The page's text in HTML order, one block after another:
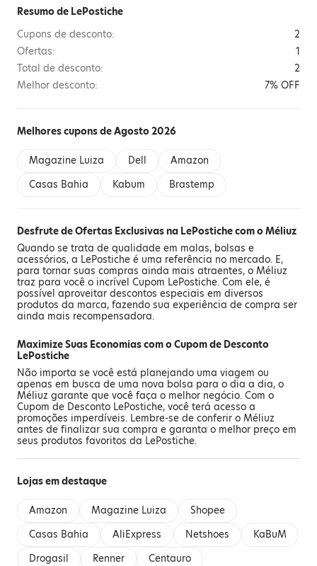
Resumo de LePostiche
Cupons de desconto:
2
Ofertas:
1
Total de desconto:
2
Melhor desconto:
7% OFF
Melhores cupons de Agosto 2026
Magazine Luiza Dell
Amazon
Casas Bahia
Kabum Brastemp
Desfrute de Ofertas Exclusivas na LePostiche com o Méliuz
Quando se trata de qualidade em malas, bolsas e
acessórios, a LePostiche é uma referência no mercado. E,
para tornar suas compras ainda mais atraentes, o Méliuz
traz para você o incrível Cupom LePostiche. Com ele, é
possível aproveitar descontos especiais em diversos
produtos da marca, fazendo sua experiência de compra ser
ainda mais recompensadora.
Maximize Suas Economias com o Cupom de Desconto
LePostiche
Não importa se você está planejando uma viagem ou
apenas em busca de uma nova bolsa para o dia a dia, o
Méliuz garante que você faça o melhor negócio. Com o
Cupom de Desconto LePostiche, você terá acesso a
promoções imperdíveis. Lembre-se de conferir o Méliuz
antes de finalizar sua compra e garanta o melhor preço em
seus produtos favoritos da LePostiche.
Lojas em destaque
Amazon Magazine Luiza
Shopee
Casas Bahia
AliExpress Netshoes
KaBuM
Drogasil
Renner
Centauro